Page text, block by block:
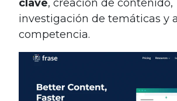
clave, creación de contenido,
investigación de temáticas y
competencia.